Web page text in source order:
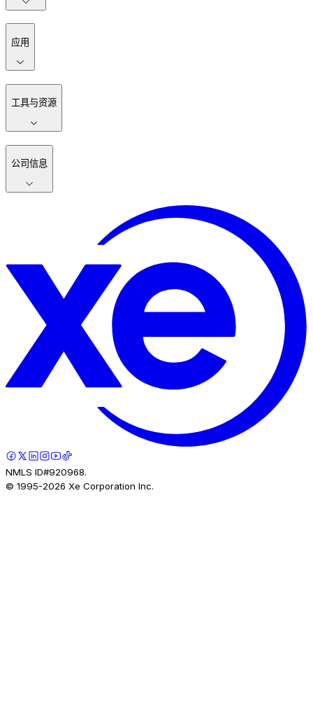
应用
工具与资源
公司信息
NMLS ID#920968.
© 1995-2026 Xe Corporation Inc.